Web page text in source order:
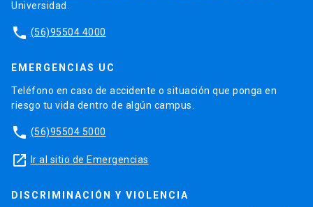
Universidad.
phone (56)95504 4000
EMERGENCIAS UC
Teléfono en caso de accidente o situación que ponga en
riesgo tu vida dentro de algún campus.
phone (56)95504 5000
launch Ir al sitio de Emergencias
DISCRIMINACIÓN Y VIOLENCIA